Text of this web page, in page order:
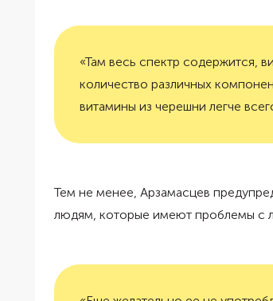
«Там весь спектр содержится,
количество различных
витамины из черешни легче
Тем не менее, Арзамасцев
людям, которые имеют проблемы с